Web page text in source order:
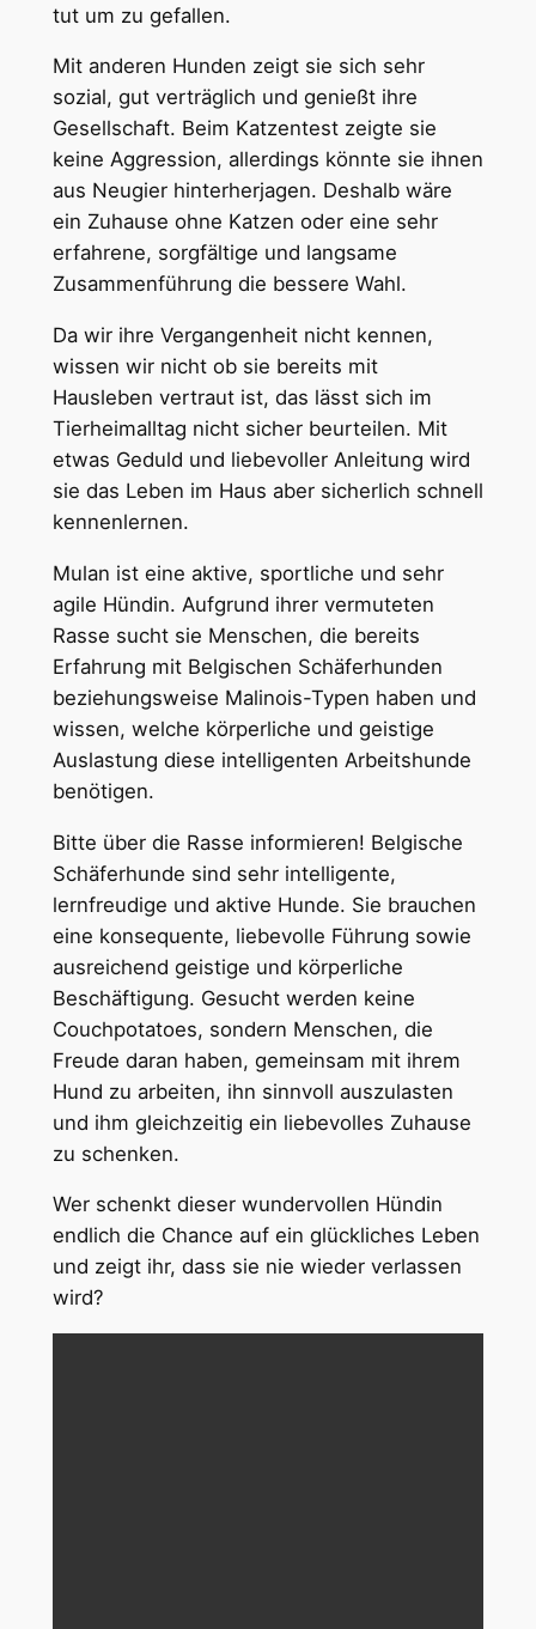
tut um zu gefallen.
Mit anderen Hunden zeigt sie sich sehr
sozial, gut verträglich und genießt ihre
Gesellschaft. Beim Katzentest zeigte sie
keine Aggression, allerdings könnte sie ihnen
aus Neugier hinterherjagen. Deshalb wäre
ein Zuhause ohne Katzen oder eine sehr
erfahrene, sorgfältige und langsame
Zusammenführung die bessere Wahl.
Da wir ihre Vergangenheit nicht kennen,
wissen wir nicht ob sie bereits mit
Hausleben vertraut ist, das lässt sich im
Tierheimalltag nicht sicher beurteilen. Mit
etwas Geduld und liebevoller Anleitung wird
sie das Leben im Haus aber sicherlich schnell
kennenlernen.
Mulan ist eine aktive, sportliche und sehr
agile Hündin. Aufgrund ihrer vermuteten
Rasse sucht sie Menschen, die bereits
Erfahrung mit Belgischen Schäferhunden
beziehungsweise Malinois-Typen haben und
wissen, welche körperliche und geistige
Auslastung diese intelligenten Arbeitshunde
benötigen.
Bitte über die Rasse informieren! Belgische
Schäferhunde sind sehr intelligente,
lernfreudige und aktive Hunde. Sie brauchen
eine konsequente, liebevolle Führung sowie
ausreichend geistige und körperliche
Beschäftigung. Gesucht werden keine
Couchpotatoes, sondern Menschen, die
Freude daran haben, gemeinsam mit ihrem
Hund zu arbeiten, ihn sinnvoll auszulasten
und ihm gleichzeitig ein liebevolles Zuhause
zu schenken.
Wer schenkt dieser wundervollen Hündin
endlich die Chance auf ein glückliches Leben
und zeigt ihr, dass sie nie wieder verlassen
wird?